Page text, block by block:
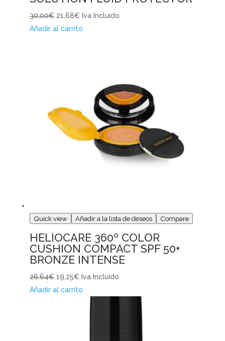
30,00€ 21,68€ Iva Incluido
Añadir al carrito
Quick view Añadir a la lista de deseos Compare
HELIOCARE 360º COLOR
CUSHION COMPACT SPF 50+
BRONZE INTENSE
26,64€ 19,25€ Iva Incluido
Añadir al carrito